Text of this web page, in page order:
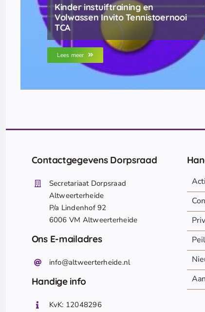
Kinder instuiftraining en
Volwassen Invito Tennistoernooi
TCA
Lees meer
Contactgegevens Dorpsraad
Secretariaat Dorpsraad
Altweerterheide
P/a Lindenhof 92
6006 VM Altweerterheide
Ons E-mailadres
info@altweerterheide.nl
Handige info
KvK: 12048296